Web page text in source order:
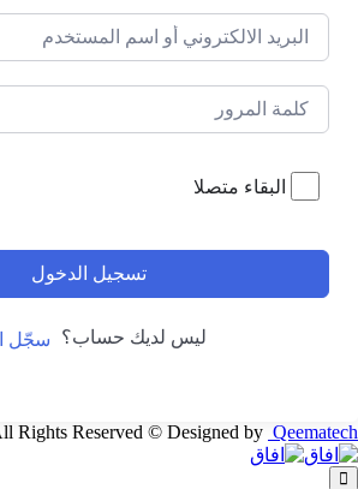
البقاء متصلا
تسجيل الدخول
ليس لديك حساب؟ سجّل
Rights Reserved © Designed by Qeematech